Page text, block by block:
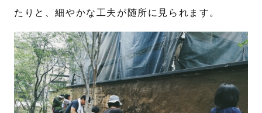
たりと、細やかな工夫が随所に見られます。